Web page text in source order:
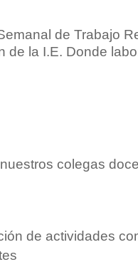
de Trabajo
de la I.E. Donde
colegas
de actividades